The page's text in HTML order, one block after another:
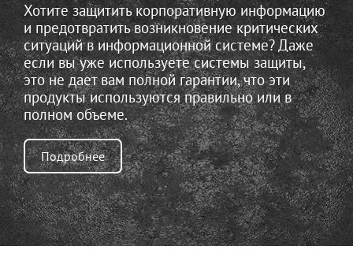
Хотите защитить корпоративную информацию
и предотвратить возникновение критических
ситуаций в информационной системе? Даже
если вы уже используете системы защиты,
это не дает вам полной гарантии, что эти
продукты используются правильно или в
полном объеме.
Подробнее